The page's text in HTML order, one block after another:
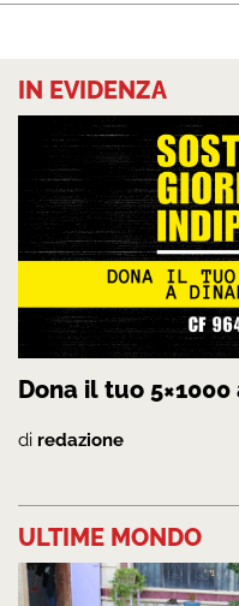
IN EVIDENZA
Dona il tuo
di redazione
ULTIME MONDO